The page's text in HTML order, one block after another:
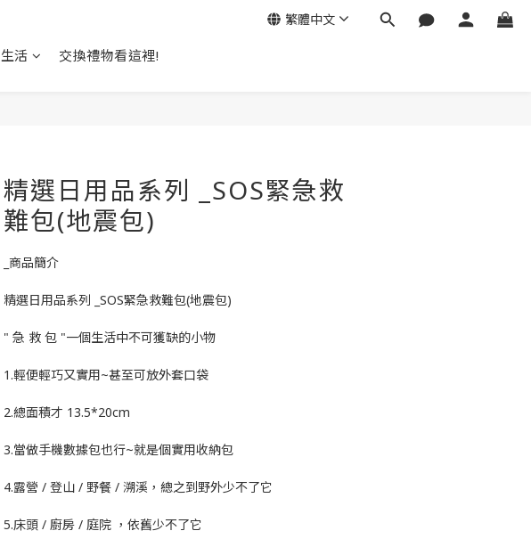
生活 交換禮物看這裡!
繁體中文
精選日用品系列 _SOS緊急救
難包(地震包)
_商品簡介
精選日用品系列 _SOS緊急救難包(地震包)
" 急 救 包 "一個生活中不可獲缺的小物
1.輕便輕巧又實用~甚至可放外套口袋
2.總面積才 13.5*20cm
3.當做手機數據包也行~就是個實用收納包
4.露營 / 登山 / 野餐 / 溯溪，總之到野外少不了它
5.床頭 / 廚房 / 庭院 ，依舊少不了它